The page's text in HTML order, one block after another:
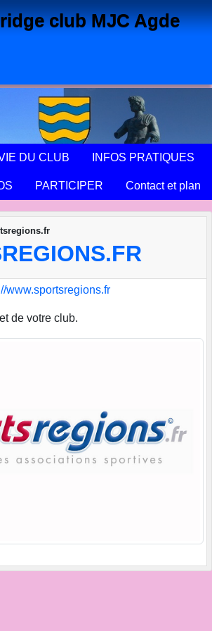
club MJC Agde
DU CLUB INFOS PRATIQUES
PARTICIPER Contact et plan
www.sportsregions.fr
de votre club.
cookies